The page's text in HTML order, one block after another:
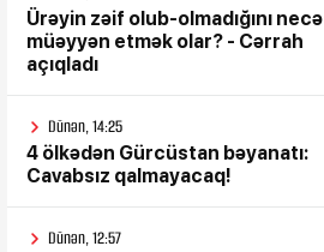
Ürəyin zəif olub-olmadığını necə
müəyyən etmək olar? - Cərrah
açıqladı
Dünən, 14:25
4 ölkədən Gürcüstan bəyanatı:
Cavabsız qalmayacaq!
Dünən, 12:57